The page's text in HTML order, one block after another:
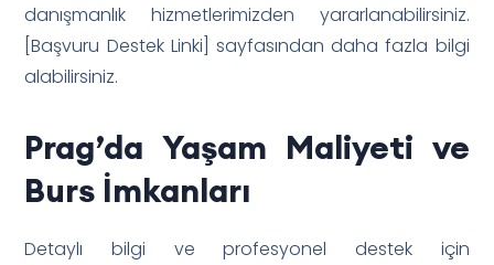
danışmanlık hizmetlerimizden yararlanabilirsiniz.
[Başvuru Destek Linki] sayfasından daha fazla bilgi
alabilirsiniz.
Prag’da Yaşam Maliyeti ve
Burs İmkanları
Detaylı bilgi ve profesyonel destek için